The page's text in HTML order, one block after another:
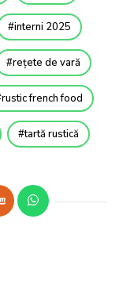
interni 2025
rețete de vară
rustic french food
tartă rustică